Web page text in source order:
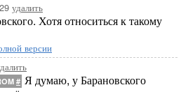
удалить
Хотя относиться к такому
версии
# Я думаю, у Барановского